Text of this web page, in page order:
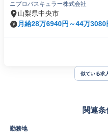
ージャー
ニプロバスキュラー株式会社
山梨県中央市
月給28万6940円～44万3080
似ている求
関連
勤務地